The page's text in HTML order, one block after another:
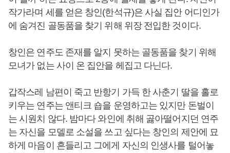
작가라며 세를 얻은 창인(한석규)은 사실 집안 어디인가
에 숨겨진 골동품을 찾기 위해 위장 전입한 것이다.
창인은 연주도 존재를 알지 못하는 골동품을 찾기 위해
모녀가 없는 사이 온 집안을 헤집고 다닌다.
갑작스레 남편이 죽고 반항기 가득 한 사춘기 딸을 홀로
키우는 연주는 앤티크 숍을 운영하고는 있지만 돈벌이
는 시원치 않다. 밤마다 와인에 취해 곯아떨어지던 연주
는 자신을 모델로 소설을 쓰고 싶다는 창인의 제안에 묘
하게 마음이 흔들리고 그에게 자신의 인생사를 털어놓